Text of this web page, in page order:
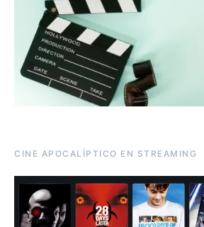
CINE APOCALÍPTICO EN STREAMING